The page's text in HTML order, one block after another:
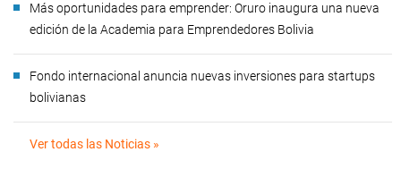
Más oportunidades para emprender: Oruro inaugura una nueva
edición de la Academia para Emprendedores Bolivia
Fondo internacional anuncia nuevas inversiones para startups
bolivianas
Ver todas las Noticias »